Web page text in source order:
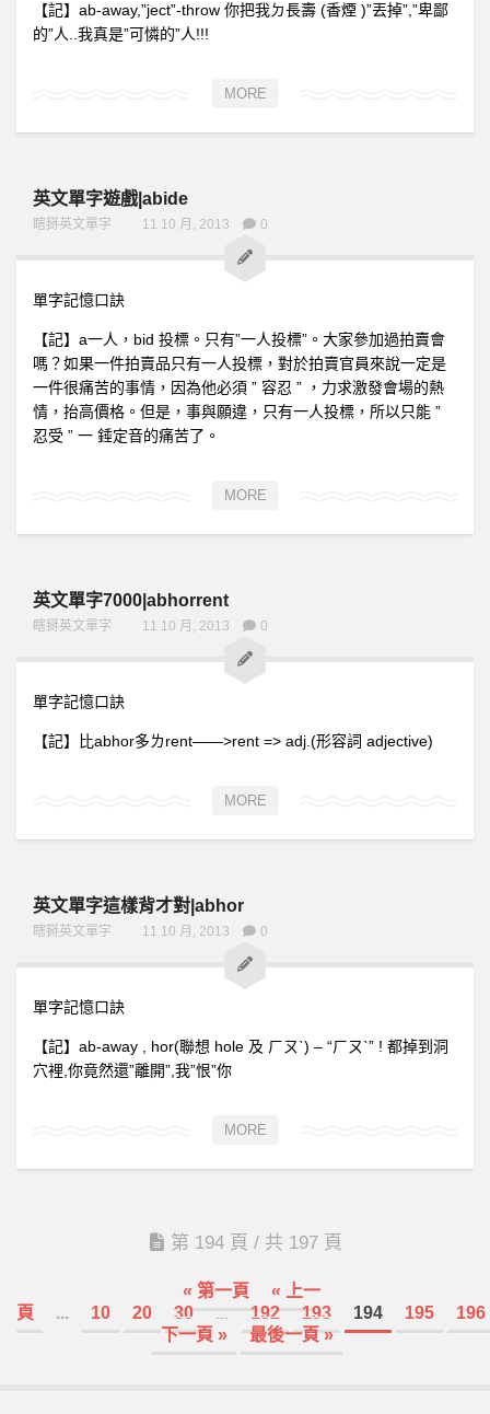
1下
全民英檢初級112
全民英檢初級113
全民英檢初級115
全民英檢初級117
全民英檢初級119
全民英檢初級120
2上
全民英檢初級202
全民英檢初級205
全民英檢初級206
全民英檢初級207
全民英檢初級209
全民英檢初級213
全民英檢初級214
全民英檢初級217
全民英檢初級219
全民英檢中級301
全民英檢中級302
為何要計劃性複習?
【記】ab-away,”ject”-throw 你把我ㄉ長壽 (香煙 )”丟掉”,”卑鄙
的”人..我真是”可憐的”人!!!
MORE
英文單字遊戲|abide
瞎掰英文單字 11 10 月, 2013 0
單字記憶口訣
【記】a一人，bid 投標。只有”一人投標”。大家參加過拍賣會
嗎？如果一件拍賣品只有一人投標，對於拍賣官員來說一定是
一件很痛苦的事情，因為他必須 ” 容忍 ” ，力求激發會場的熱
情，抬高價格。但是，事與願違，只有一人投標，所以只能 ”
忍受 ” 一 錘定音的痛苦了。
MORE
英文單字7000|abhorrent
瞎掰英文單字 11 10 月, 2013 0
單字記憶口訣
【記】比abhor多ㄌrent——>rent => adj.(形容詞 adjective)
MORE
英文單字這樣背才對|abhor
瞎掰英文單字 11 10 月, 2013 0
單字記憶口訣
【記】ab-away , hor(聯想 hole 及 ㄏㄡˋ) – “ㄏㄡˋ” ! 都掉到洞
穴裡,你竟然還”離開”,我”恨”你
MORE
第 194 頁 / 共 197 頁
« 第一頁
« 上一
頁
... 10 20 30 192 193 194 195
196
下一頁 »
最後一頁 »